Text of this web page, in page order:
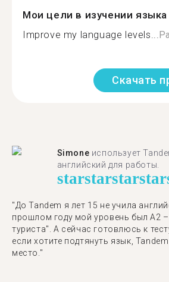
Мои цели в изучении языка
Improve my language levels...
Скачать
Simone использует
английский для работы.
starstarstarstar
"До Tandem я лет 15 не учила
прошлом году мой уровень был A2
туриста". А сейчас готовлюсь к
если хотите подтянуть язык,
место."